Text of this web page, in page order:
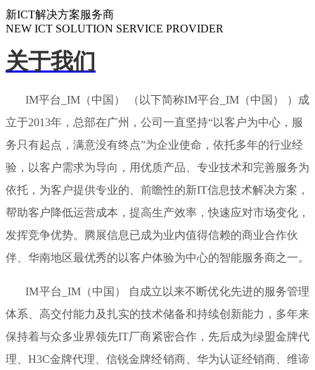
新ICT解决方案服务商
NEW ICT SOLUTION SERVICE PROVIDER
关于我们
IM平台_IM（中国） （以下简称IM平台_IM（中国） ）成
立于2013年，总部在广州，公司一直坚持“以客户为中心，服
务只有起点，满意没有终点”为企业使命，依托多年的行业经
验，以客户需求为导向，用优质产品、专业技术和完善服务为
依托，为客户提供专业的、前瞻性的新IT信息技术解决方案，
帮助客户降低运营成本，提高生产效率，快速应对市场变化，
发挥竞争优势。腾展信息已成为业内值得信赖的商业合作伙
伴、华南地区最优秀的以客户体验为中心的智能服务商之一。
IM平台_IM（中国） 自成立以来不断优化先进的服务管理
体系、高交付能力及扎实的技术储备和持续创新能力，多年来
保持着与众多业界领先IT厂商紧密合作，先后成为绿盟金牌代
理、H3C金牌代理、信锐金牌经销商、华为认证经销商、维谛